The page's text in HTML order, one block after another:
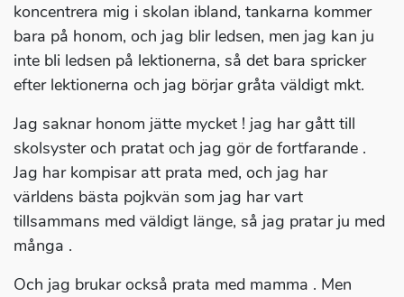
koncentrera mig i skolan ibland, tankarna kommer
bara på honom, och jag blir ledsen, men jag kan ju
inte bli ledsen på lektionerna, så det bara spricker
efter lektionerna och jag börjar gråta väldigt mkt.
Jag saknar honom jätte mycket ! jag har gått till
skolsyster och pratat och jag gör de fortfarande .
Jag har kompisar att prata med, och jag har
världens bästa pojkvän som jag har vart
tillsammans med väldigt länge, så jag pratar ju med
många .
Och jag brukar också prata med mamma . Men